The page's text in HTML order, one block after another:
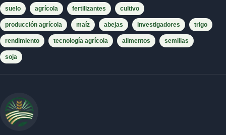
suelo agrícola fertilizantes cultivo
producción agrícola maíz abejas investigadores trigo
rendimiento tecnología agrícola alimentos semillas
soja